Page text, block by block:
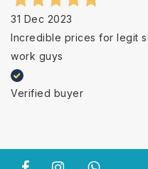
31 Dec 2023
Incredible prices for legit
work guys
Verified buyer